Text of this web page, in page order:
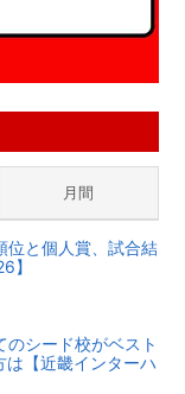
月間
と個人賞、試合結
】
シード校がベスト
【近畿インターハ